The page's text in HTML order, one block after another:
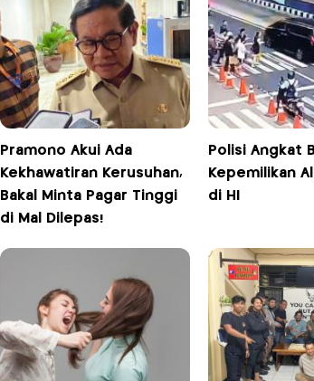
Pramono Akui Ada
Kekhawatiran Kerusuhan,
Bakal Minta Pagar Tinggi
di Mal Dilepas!
Polisi Angkat
Kepemilikan
di HI